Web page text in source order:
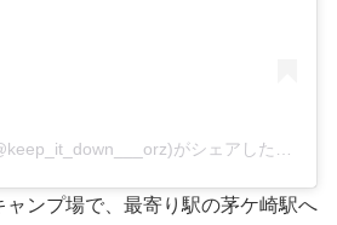
がシェアした投稿 –
ンプ場で、最寄り駅の茅ケ崎駅へ